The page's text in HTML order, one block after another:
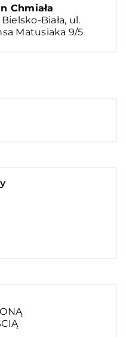
Chmiała
Biała, ul.
Matusiaka 9/5